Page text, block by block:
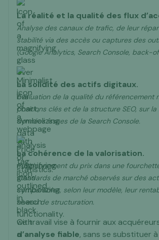
La réalité et la qualité des flux
Analyse des canaux de trafic, de leur
stabilité via des accès ou captures des
(Google Analytics, Search Console, back-
La solidité des actifs digitaux.
Évaluation de la qualité du référencement
positions clés et de la structure SEO, sur
données issues de la Search Console.
La cohérence de la valorisation.
Positionnement du prix dans une
standards de marché observés sur des
comparables, selon leur modèle, leur
niveau de structuration.
Ce travail vise à fournir aux
d’analyse fiable, sans se substituer